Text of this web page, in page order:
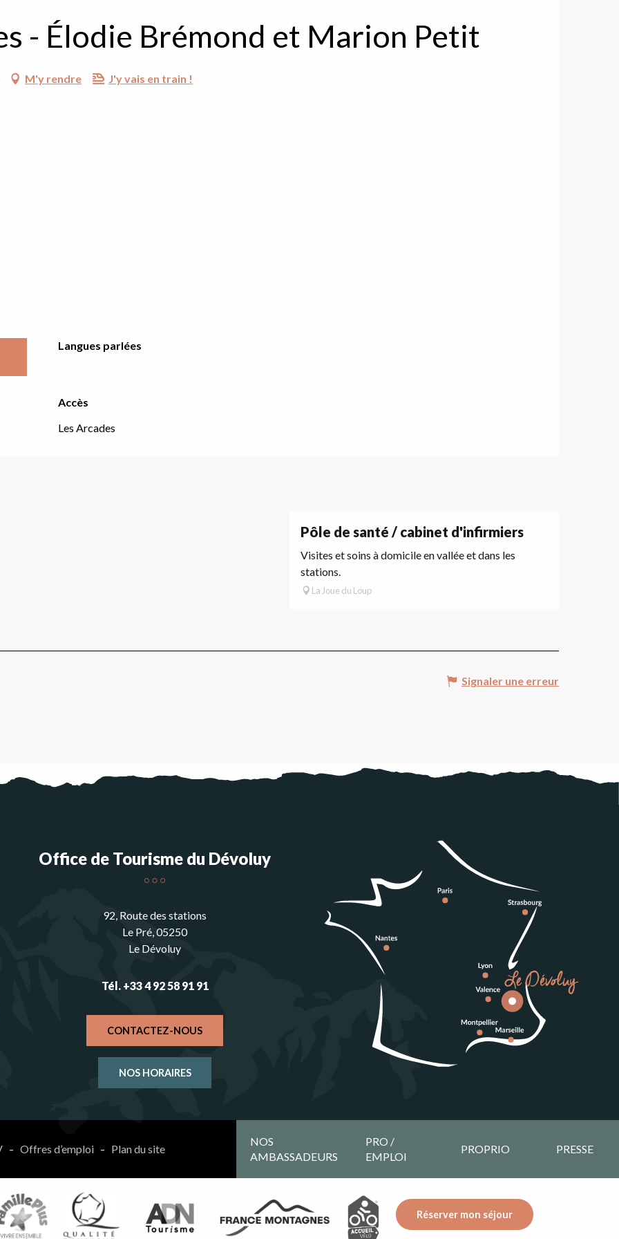
- Élodie Brémond et Marion Petit
M'y rendre J'y vais en train !
Langues parlées
Langues parlées
Accès
Accès
Les Arcades
Pôle de santé / cabinet d'infirmiers
Visites et soins à domicile en vallée et dans les
stations.
La Joue du Loup
Signaler une erreur
Office de Tourisme du Dévoluy
92, Route des stations
Le Pré, 05250
Le Dévoluy
Tél. +33 4 92 58 91 91
CONTACTEZ-NOUS
NOS HORAIRES
Offres d’emploi Plan du site
NOS
AMBASSADEURS
PRO /
EMPLOI
PROPRIO PRESSE
Réserver mon séjour